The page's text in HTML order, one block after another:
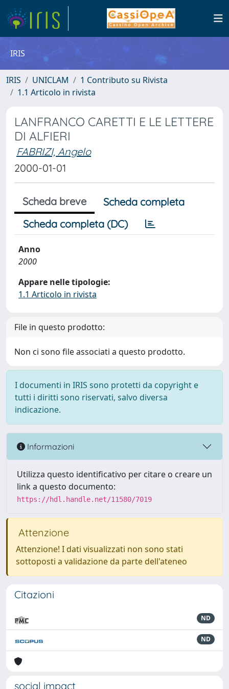
IRIS
IRIS UNICLAM
1 Contributo su Rivista
1.1 Articolo in rivista
LANFRANCO CARETTI E LE LETTERE
DI ALFIERI
FABRIZI, Angelo
2000-01-01
Scheda breve
Scheda completa
Scheda completa (DC)
Anno
2000
Appare nelle tipologie:
1.1 Articolo in rivista
File in questo prodotto:
Non ci sono file associati a questo prodotto.
I documenti in IRIS sono protetti da copyright e
tutti i diritti sono riservati, salvo diversa
indicazione.
Informazioni
Utilizza questo identificativo per citare o creare un
link a questo documento:
https://hdl.handle.net/11580/7019
Attenzione
Attenzione! I dati visualizzati non sono stati
sottoposti a validazione da parte dell'ateneo
Citazioni
ND
ND
social impact